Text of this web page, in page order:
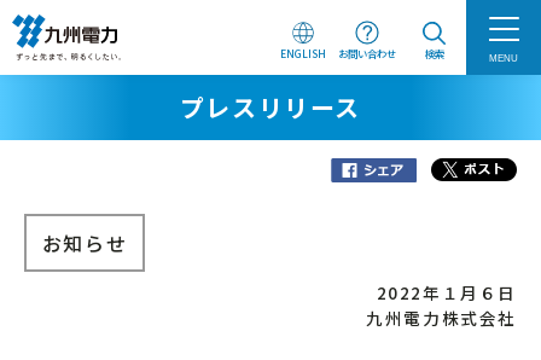
ENGLISH お問い合わせ 検索 MENU
プレスリリース
お知らせ
2022年１月６日
九州電力株式会社